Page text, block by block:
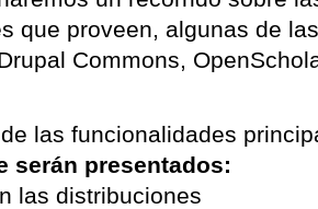
que proveen, algunas de
Commons,
las funcionalidades
serán presentados:
las distribuciones